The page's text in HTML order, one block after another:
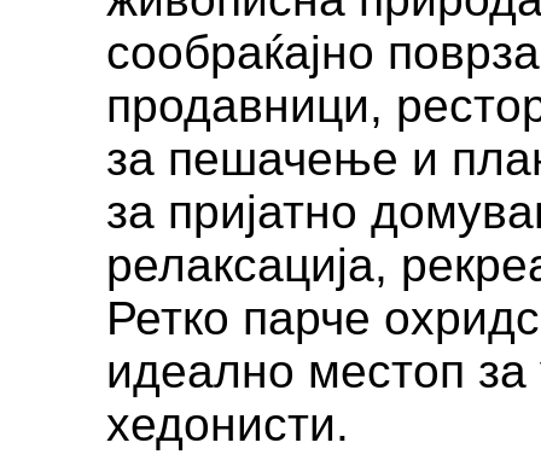
сообраќајно
продавници,
за пешачење и
за пријатно
релаксација,
Ретко парче
идеално местоп
хедонисти.